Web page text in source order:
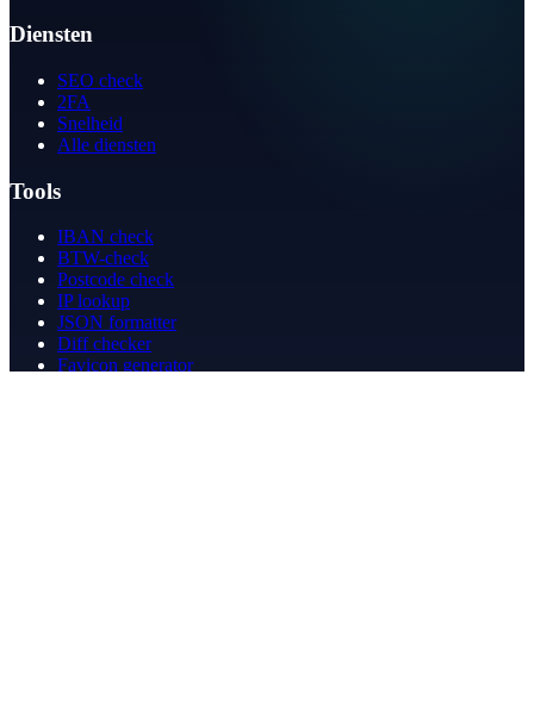
Diensten
SEO check
2FA
Snelheid
Alle diensten
Tools
IBAN check
BTW-check
Postcode check
IP lookup
JSON formatter
Diff checker
Favicon generator